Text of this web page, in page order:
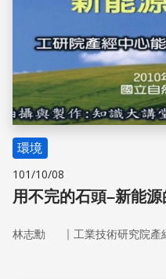
環境
101/10/08
用不完的石頭–新能
林志勳 ｜ 工業技術研究院產